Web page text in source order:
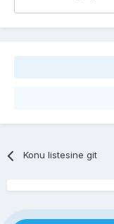
Konu listesine git